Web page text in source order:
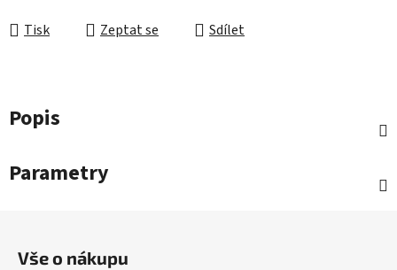
Tisk Zeptat se Sdílet
Popis
Parametry
Vše o nákupu